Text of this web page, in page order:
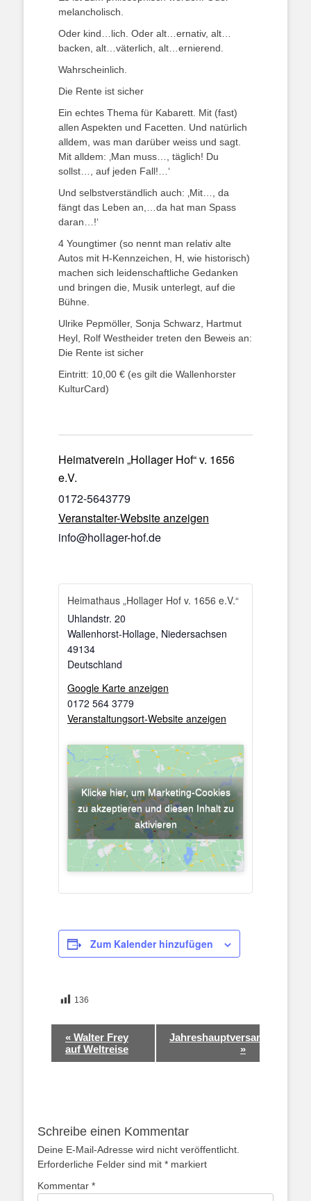
melancholisch.
Oder kind…lich. Oder alt…ernativ, alt…
backen, alt…väterlich, alt…ernierend.
Wahrscheinlich.
Die Rente ist sicher
Ein echtes Thema für Kabarett. Mit (fast)
allen Aspekten und Facetten. Und natürlich
alldem, was man darüber weiss und sagt.
Mit alldem: ‚Man muss…, täglich! Du
sollst…, auf jeden Fall!…‘
Und selbstverständlich auch: ‚Mit…, da
fängt das Leben an,…da hat man Spass
daran…!‘
4 Youngtimer (so nennt man relativ alte
Autos mit H-Kennzeichen, H, wie historisch)
machen sich leidenschaftliche Gedanken
und bringen die, Musik unterlegt, auf die
Bühne.
Ulrike Pepmöller, Sonja Schwarz, Hartmut
Heyl, Rolf Westheider treten den Beweis an:
Die Rente ist sicher
Eintritt: 10,00 € (es gilt die Wallenhorster
KulturCard)
Heimatverein „Hollager Hof“ v. 1656
e.V.
0172-5643779
Veranstalter-Website anzeigen
info@hollager-hof.de
Heimathaus „Hollager Hof v. 1656 e.V.“
Uhlandstr. 20
Wallenhorst-Hollage, Niedersachsen
49134
Deutschland
Google Karte anzeigen
0172 564 3779
Veranstaltungsort-Website anzeigen
Klicke hier, um Marketing-Cookies
zu akzeptieren und diesen Inhalt zu
aktivieren
Zum Kalender hinzufügen
136
Veranstaltung-
Navigation
« Walter Frey
auf Weltreise
Jahreshauptversammlung
»
Schreibe einen Kommentar
Deine E-Mail-Adresse wird nicht veröffentlicht.
Erforderliche Felder sind mit * markiert
Kommentar *